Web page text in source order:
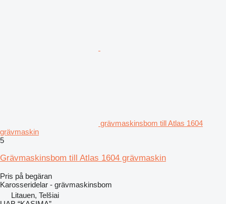
grävmaskinsbom till Atlas 1604
grävmaskin
5
Grävmaskinsbom till Atlas 1604 grävmaskin
Pris på begäran
Karosseridelar - grävmaskinsbom
Litauen, Telšiai